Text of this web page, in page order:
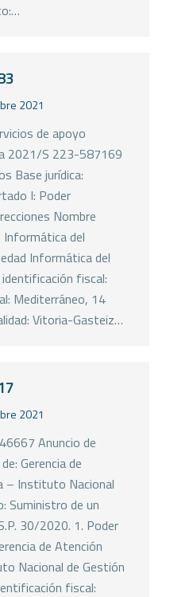
2021
de apoyo
2021/S 223-587169
Base jurídica:
I: Poder
Nombre
Informática del
Informática del
fiscal:
Mediterráneo, 14
Vitoria-Gasteiz…
2021
Anuncio de
Gerencia de
– Instituto Nacional
Suministro de un
30/2020. 1. Poder
de Atención
Nacional de Gestión
fiscal: